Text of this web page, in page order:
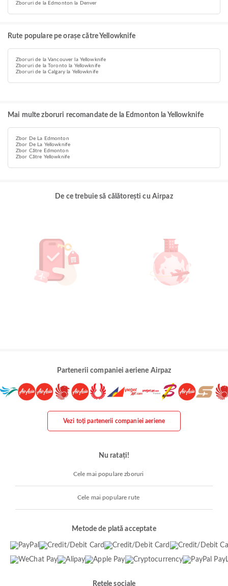
Zboruri de la Edmonton la Denver
Rute populare pe orașe către Yellowknife
Zboruri de la Vancouver la Yellowknife
Zboruri de la Toronto la Yellowknife
Zboruri de la Calgary la Yellowknife
Mai multe zboruri recomandate de la Edmonton la Yellowknife
Zbor De La Edmonton
Zbor De La Yellowknife
Zbor Către Edmonton
Zbor Către Yellowknife
De ce trebuie să călătorești cu Airpaz
Partenerii companiei aeriene Airpaz
Vezi toți partenerii companiei aeriene
Nu ratați!
Cele mai populare zboruri
Cele mai populare rute
Metode de plată acceptate
Rețele sociale